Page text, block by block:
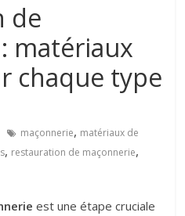
de
matériaux
chaque type
maçonnerie, matériaux de
, restauration de maçonnerie,
est une étape cruciale